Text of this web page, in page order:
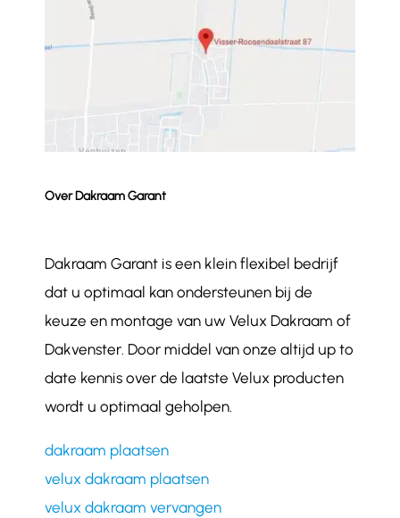
Over Dakraam Garant
Dakraam Garant is een klein flexibel bedrijf
dat u optimaal kan ondersteunen bij de
keuze en montage van uw Velux Dakraam of
Dakvenster. Door middel van onze altijd up to
date kennis over de laatste Velux producten
wordt u optimaal geholpen.
dakraam plaatsen
velux dakraam plaatsen
velux dakraam vervangen